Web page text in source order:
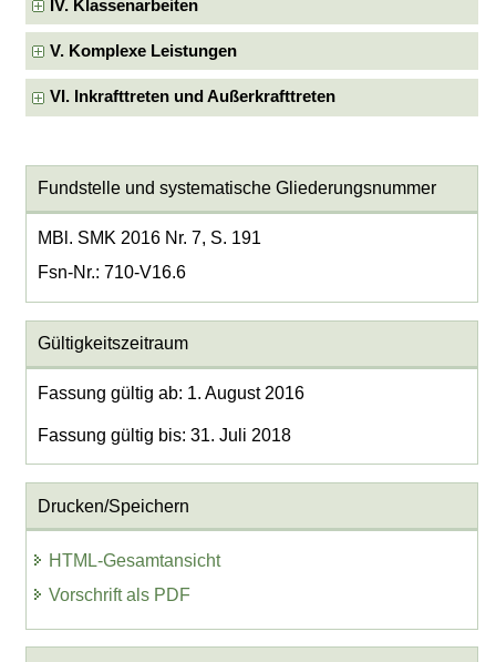
IV. Klassenarbeiten
V. Komplexe Leistungen
VI. Inkrafttreten und Außerkrafttreten
Fundstelle und systematische Gliederungsnummer
MBl. SMK 2016 Nr. 7, S. 191
Fsn-Nr.: 710-V16.6
Gültigkeitszeitraum
Fassung gültig ab: 1. August 2016
Fassung gültig bis: 31. Juli 2018
Drucken/Speichern
HTML-Gesamtansicht
Vorschrift als PDF